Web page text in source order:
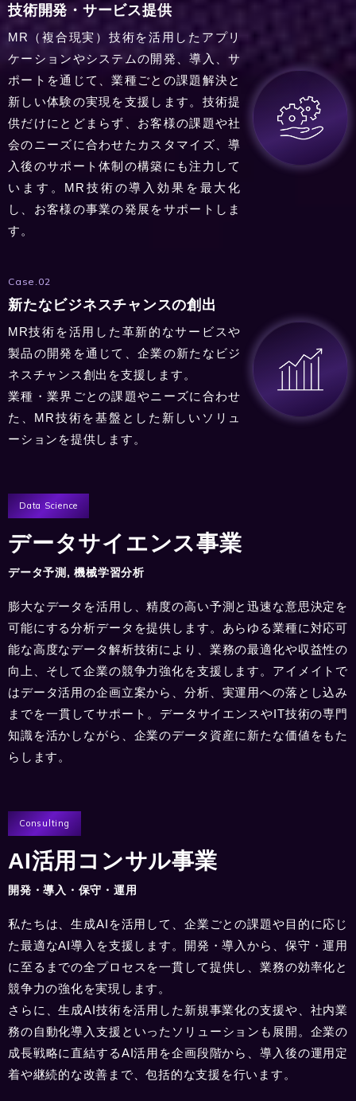
技術開発・サービス提供
MR（複合現実）技術を活用したアプリ
ケーションやシステムの開発、導入、サ
ポートを通じて、業種ごとの課題解決と
新しい体験の実現を支援します。技術提
供だけにとどまらず、お客様の課題や社
会のニーズに合わせたカスタマイズ、導
入後のサポート体制の構築にも注力して
います。MR技術の導入効果を最大化
し、お客様の事業の発展をサポートしま
す。
Case.02
新たなビジネスチャンスの創出
MR技術を活用した革新的なサービスや
製品の開発を通じて、企業の新たなビジ
ネスチャンス創出を支援します。
業種・業界ごとの課題やニーズに合わせ
た、MR技術を基盤とした新しいソリュ
ーションを提供します。
Data Science
データサイエンス事業
データ予測, 機械学習分析
膨大なデータを活用し、精度の高い予測と迅速な意思決定を
可能にする分析データを提供します。あらゆる業種に対応可
能な高度なデータ解析技術により、業務の最適化や収益性の
向上、そして企業の競争力強化を支援します。アイメイトで
はデータ活用の企画立案から、分析、実運用への落とし込み
までを一貫してサポート。データサイエンスやIT技術の専門
知識を活かしながら、企業のデータ資産に新たな価値をもた
らします。
Consulting
AI活用コンサル事業
開発・導入・保守・運用
私たちは、生成AIを活用して、企業ごとの課題や目的に応じ
た最適なAI導入を支援します。開発・導入から、保守・運用
に至るまでの全プロセスを一貫して提供し、業務の効率化と
競争力の強化を実現します。
さらに、生成AI技術を活用した新規事業化の支援や、社内業
務の自動化導入支援といったソリューションも展開。企業の
成長戦略に直結するAI活用を企画段階から、導入後の運用定
着や継続的な改善まで、包括的な支援を行います。